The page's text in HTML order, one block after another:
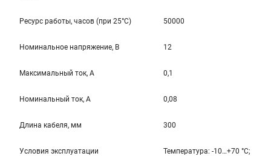
Ресурс работы, часов (при 25°C) 50000
Номинальное напряжение, В 12
Максимальный ток, А 0,1
Номинальный ток, А 0,08
Длина кабеля, мм 300
Условия эксплуатации Температура: -10…+70 °С;